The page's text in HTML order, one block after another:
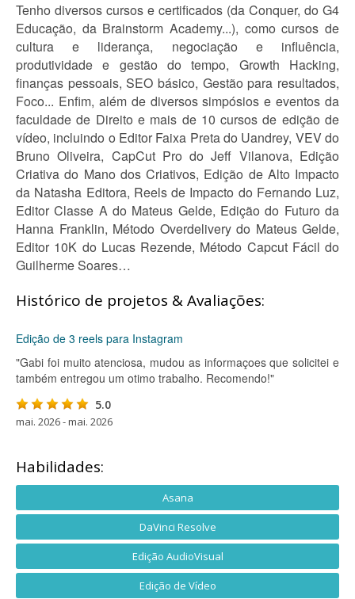
Tenho diversos cursos e certificados (da Conquer, do G4
Educação, da Brainstorm Academy...), como cursos de
cultura e liderança, negociação e influência,
produtividade e gestão do tempo, Growth Hacking,
finanças pessoais, SEO básico, Gestão para resultados,
Foco... Enfim, além de diversos simpósios e eventos da
faculdade de Direito e mais de 10 cursos de edição de
vídeo, incluindo o Editor Faixa Preta do Uandrey, VEV do
Bruno Oliveira, CapCut Pro do Jeff Vilanova, Edição
Criativa do Mano dos Criativos, Edição de Alto Impacto
da Natasha Editora, Reels de Impacto do Fernando Luz,
Editor Classe A do Mateus Gelde, Edição do Futuro da
Hanna Franklin, Método Overdelivery do Mateus Gelde,
Editor 10K do Lucas Rezende, Método Capcut Fácil do
Guilherme Soares…
Histórico de projetos & Avaliações:
Edição de 3 reels para Instagram
"Gabi foi muito atenciosa, mudou as informaçoes que solicitei e
também entregou um otimo trabalho. Recomendo!"
5.0
mai. 2026 - mai. 2026
Habilidades:
Asana
DaVinci Resolve
Edição AudioVisual
Edição de Vídeo